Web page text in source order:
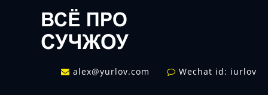
alex@yurlov.com Wechat id: iurlov